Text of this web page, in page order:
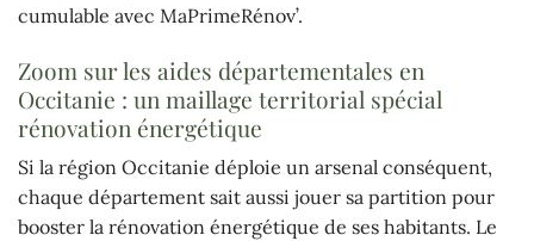
cumulable avec MaPrimeRénov’.
Zoom sur les aides départementales en
Occitanie : un maillage territorial spécial
rénovation énergétique
Si la région Occitanie déploie un arsenal conséquent,
chaque département sait aussi jouer sa partition pour
booster la rénovation énergétique de ses habitants. Le